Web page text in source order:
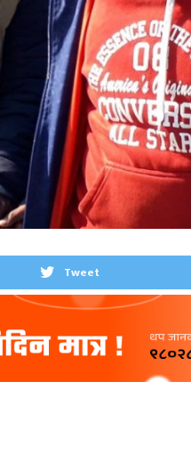
Tweet